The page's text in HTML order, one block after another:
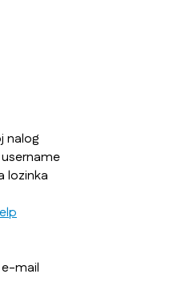
nalog
lozinka
mail